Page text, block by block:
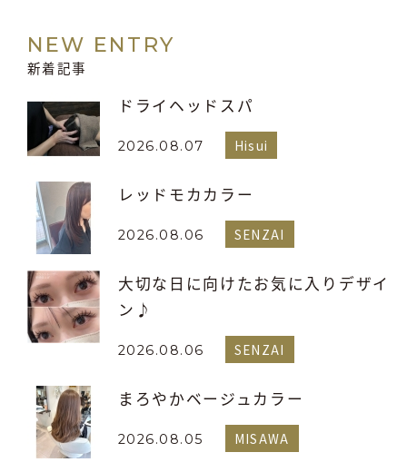
NEW ENTRY
新着記事
ドライヘッドスパ
2026.08.07 Hisui
レッドモカカラー
2026.08.06 SENZAI
大切な日に向けたお気に入りデザイ
ン♪
2026.08.06 SENZAI
まろやかベージュカラー
2026.08.05 MISAWA